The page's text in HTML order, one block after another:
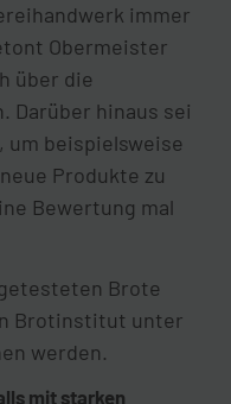
immer
Obermeister
über die
Darüber hinaus sei
um beispielsweise
Produkte zu
Bewertung mal
Brote
Brotinstitut unter
werden.
mit starken